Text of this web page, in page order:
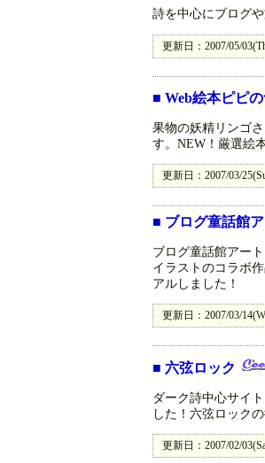
詩を中心にブログ
更新日：2007/05/
■ Web絵本ピピ
果物の妖精リンゴ
す。NEW！厳選絵
更新日：2007/03/
■ ブログ童話館
ブログ童話館アー
イラストのコラボ
アルしました！
更新日：2007/03/
■ 六弦ロック
ダーク詩中心サイ
した！六弦ロックの
更新日：2007/02/